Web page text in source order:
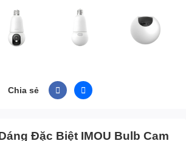
Chia sẻ
Đặc Biệt IMOU Bulb Cam